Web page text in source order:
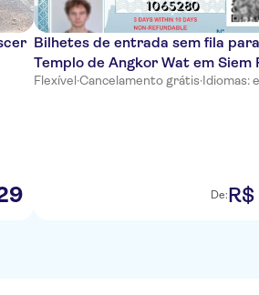
Bilhetes de entrada sem fila
Templo de Angkor Wat em Siem
Flexível·Cancelamento grátis·Idiomas:
De:R$